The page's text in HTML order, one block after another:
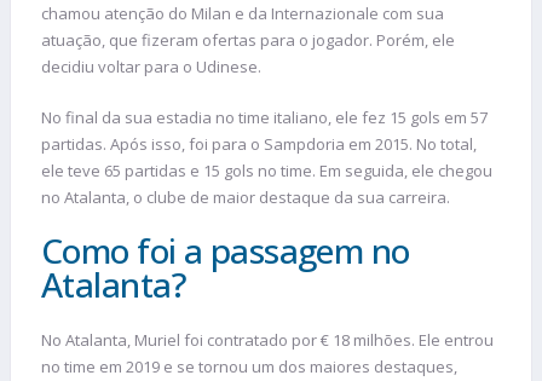
chamou atenção do Milan e da Internazionale com sua
atuação, que fizeram ofertas para o jogador. Porém, ele
decidiu voltar para o Udinese.
No final da sua estadia no time italiano, ele fez 15 gols em 57
partidas. Após isso, foi para o Sampdoria em 2015. No total,
ele teve 65 partidas e 15 gols no time. Em seguida, ele chegou
no Atalanta, o clube de maior destaque da sua carreira.
Como foi a passagem no
Atalanta?
No Atalanta, Muriel foi contratado por € 18 milhões. Ele entrou
no time em 2019 e se tornou um dos maiores destaques,